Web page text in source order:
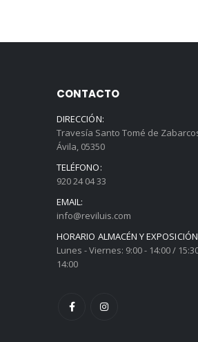
CONTACTO
DIRECCIÓN:
Travesía Santo Tomé de
Ávila, 05350
TELÉFONO:
920 24 04 33
EMAIL:
info@reviluis.com
HORARIO ALMACÉN Y
Lunes - Viernes: 9:00 - 14:00 /
14:00